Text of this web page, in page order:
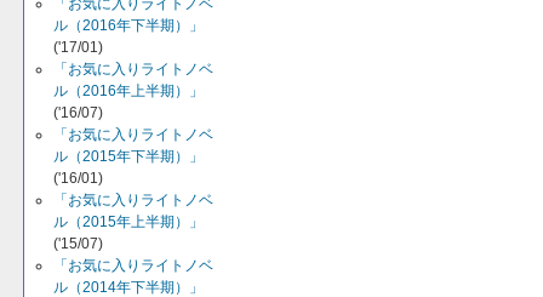
「お気に入りライトノベ
ル（2016年下半期）」
('17/01)
「お気に入りライトノベ
ル（2016年上半期）」
('16/07)
「お気に入りライトノベ
ル（2015年下半期）」
('16/01)
「お気に入りライトノベ
ル（2015年上半期）」
('15/07)
「お気に入りライトノベ
ル（2014年下半期）」